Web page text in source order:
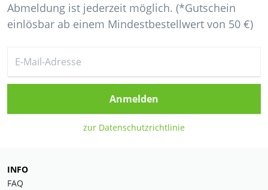
Abmeldung ist jederzeit möglich. (*Gutschein
einlösbar ab einem Mindestbestellwert von 50 €)
Anmelden
zur Datenschutzrichtlinie
INFO
FAQ